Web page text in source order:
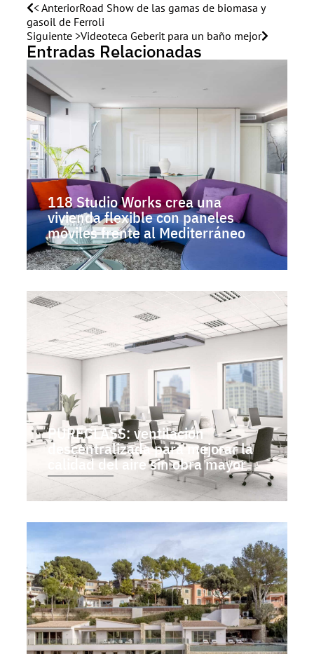
< AnteriorRoad Show de las gamas de biomasa y
gasoil de Ferroli
Siguiente >Videoteca Geberit para un baño mejor
Entradas Relacionadas
118 Studio Works crea una
vivienda flexible con paneles
móviles frente al Mediterráneo
PURECLASS: ventilación
descentralizada para mejorar la
calidad del aire sin obra mayor